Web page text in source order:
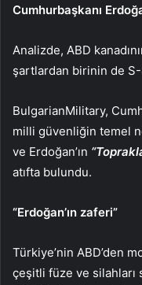
Cumhurbaşkanı
Analizde, ABD
şartlardan birinin de
BulgarianMilitary,
milli güvenliğin temel
ve Erdoğan’ın
atıfta bulundu.
“Erdoğan’ın zaferi”
Türkiye’nin ABD’den
çeşitli füze ve silahları